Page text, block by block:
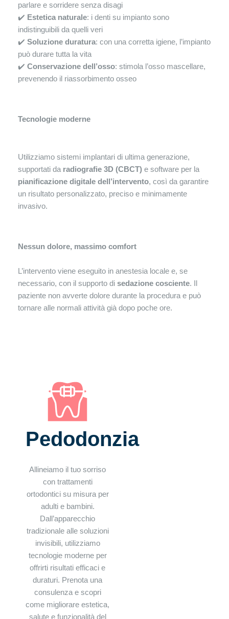
parlare e sorridere senza disagi
✔️ Estetica naturale: i denti su impianto sono
indistinguibili da quelli veri
✔️ Soluzione duratura: con una corretta igiene, l’impianto
può durare tutta la vita
✔️ Conservazione dell’osso: stimola l’osso mascellare,
prevenendo il riassorbimento osseo
Tecnologie moderne
Utilizziamo sistemi implantari di ultima generazione,
supportati da radiografie 3D (CBCT) e software per la
pianificazione digitale dell’intervento, così da garantire
un risultato personalizzato, preciso e minimamente
invasivo.
Nessun dolore, massimo comfort
L’intervento viene eseguito in anestesia locale e, se
necessario, con il supporto di sedazione cosciente. Il
paziente non avverte dolore durante la procedura e può
tornare alle normali attività già dopo poche ore.
Pedodonzia
Allineiamo il tuo sorriso
con trattamenti
ortodontici su misura per
adulti e bambini.
Dall’apparecchio
tradizionale alle soluzioni
invisibili, utilizziamo
tecnologie moderne per
offrirti risultati efficaci e
duraturi. Prenota una
consulenza e scopri
come migliorare estetica,
salute e funzionalità del